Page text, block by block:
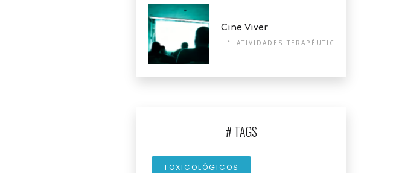
Cine Viver
ATIVIDADES TERAPÊUTICAS
# TAGS
TOXICOLÓGICOS